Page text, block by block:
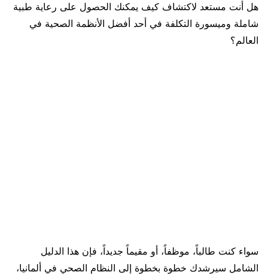
هل أنت مستعد لاكتشاف كيف يمكنك الحصول على رعاية طبية
شاملة وميسورة التكلفة في أحد أفضل الأنظمة الصحية في
العالم؟
سواء كنت طالباً، موظفاً، أو مقيماً جديداً، فإن هذا الدليل
الشامل سيرشدك خطوة بخطوة إلى النظام الصحي في ألمانيا،